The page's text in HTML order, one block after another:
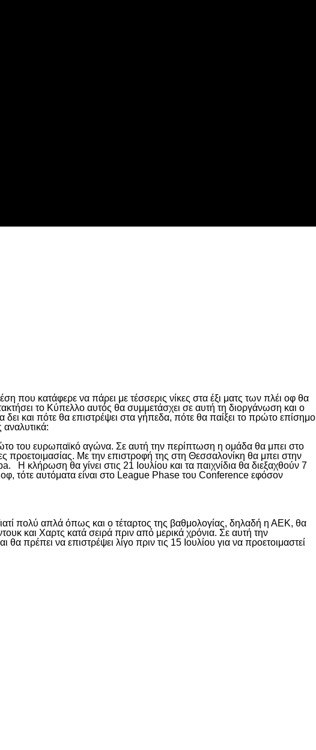
που κατάφερε να πάρει με τέσσερις νίκες στα έξι ματς των πλέι οφ θα
το Κύπελλο αυτός θα συμμετάσχει σε αυτή τη διοργάνωση και ο
και πότε θα επιστρέψει στα γήπεδα, πότε θα παίξει το πρώτο επίσημο
του ευρωπαϊκό αγώνα. Σε αυτή την περίπτωση η ομάδα θα μπει στο
προετοιμασίας. Με την επιστροφή της στη Θεσσαλονίκη θα μπει στην
H κλήρωση θα γίνει στις 21 Ιουλίου και τα παιχνίδια θα διεξαχθούν 7
τότε αυτόματα είναι στο League Phase του Conference εφόσον
πολύ απλά όπως και ο τέταρτος της βαθμολογίας, δηλαδή η ΑΕΚ, θα
και Χαρτς κατά σειρά πριν από μερικά χρόνια. Σε αυτή την
πρέπει να επιστρέψει λίγο πριν τις 15 Ιουλίου για να προετοιμαστεί